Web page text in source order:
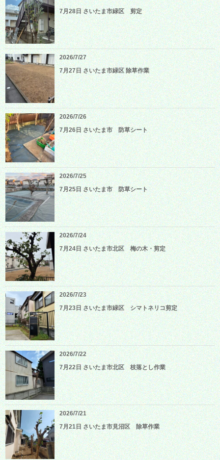
7月28日 さいたま市緑区 剪定
2026/7/27
7月27日 さいたま市緑区 除草作業
2026/7/26
7月26日 さいたま市 防草シート
2026/7/25
7月25日 さいたま市 防草シート
2026/7/24
7月24日 さいたま市北区 梅の木・剪定
2026/7/23
7月23日 さいたま市緑区 シマトネリコ剪定
2026/7/22
7月22日 さいたま市北区 枝落とし作業
2026/7/21
7月21日 さいたま市見沼区 除草作業